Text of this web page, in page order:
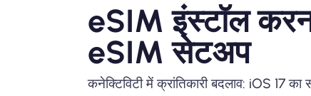
eSIM इंस्टॉल
eSIM सेटअप
कनेक्टिविटी में क्रांतिकारी बदलाव: iOS 17